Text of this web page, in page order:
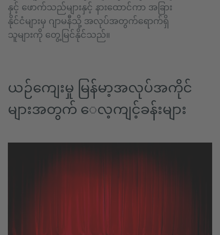
နှင့် ဖောက်သည်များနှင့် နားထောင်ကာ အခြား
နိုင်ငံများမှ ဂျာမနီသို့ အလုပ်အတွက်ရောက်ရှိ
သူများကို တွေ့မြင်နိုင်သည်။
ယဉ်ကျေးမှု မြန်မာ့အလုပ်အကိုင်
များအတွက် ေလ့ကျင့်ခန်းများ